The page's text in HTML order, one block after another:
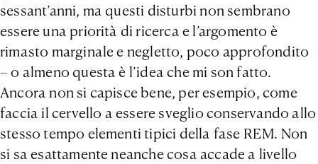
sessant’anni, ma questi disturbi non sembrano
essere una priorità di ricerca e l’argomento è
rimasto marginale e negletto, poco approfondito
– o almeno questa è l’idea che mi son fatto.
Ancora non si capisce bene, per esempio, come
faccia il cervello a essere sveglio conservando allo
stesso tempo elementi tipici della fase REM. Non
si sa esattamente neanche cosa accade a livello